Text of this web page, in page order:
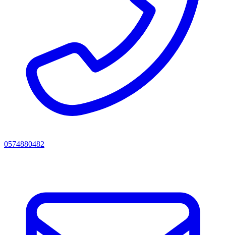
0574880482